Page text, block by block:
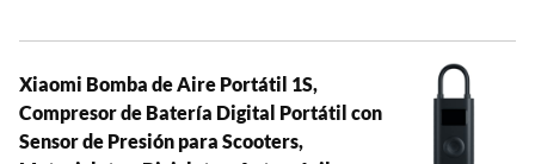
Xiaomi Bomba de Aire Portátil 1S,
Compresor de Batería Digital Portátil con
Sensor de Presión para Scooters,